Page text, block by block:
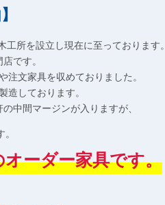
所を設立し現在に至っております。
です。
文家具を収めておりました。
造しております。
中間マージンが入りますが、
。
ーダー家具です。